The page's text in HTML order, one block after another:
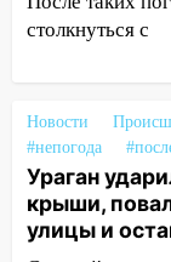
14:14
14:12
Куда
упавшее
после
13:59 В
ветром
столкнуться с
Новости
#непогода
Ураган
крыши,
улицы и